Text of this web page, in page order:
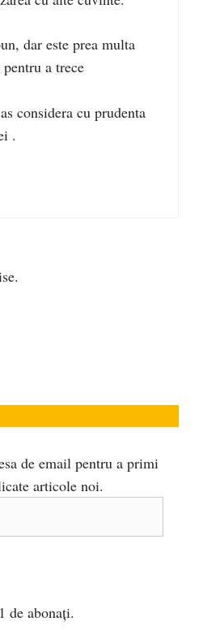
dar este prea multa
a trece
considera cu prudenta
.
de email pentru a primi
articole noi.
de abonați.